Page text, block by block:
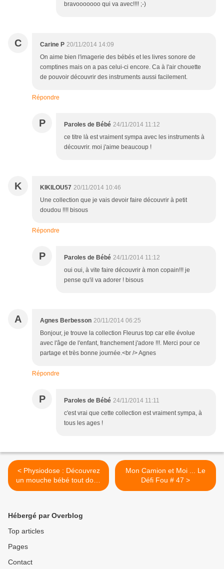
bravooooooo qui va avec!!!! ;-)
C Carine P 20/11/2014 14:09
On aime bien l'imagerie des bébés et les livres sonore de
comptines mais on a pas celui-ci encore. Ca à l'air chouette
de pouvoir découvrir des instruments aussi facilement.
Répondre
P Paroles de Bébé 24/11/2014 11:12
ce titre là est vraiment sympa avec les instruments à
découvrir. moi j'aime beaucoup !
K KIKILOU57 20/11/2014 10:46
Une collection que je vais devoir faire découvrir à petit
doudou !!!! bisous
Répondre
P Paroles de Bébé 24/11/2014 11:12
oui oui, à vite faire découvrir à mon copain!!! je
pense qu'il va adorer ! bisous
A Agnes Berbesson 20/11/2014 06:25
Bonjour, je trouve la collection Fleurus top car elle évolue
avec l'âge de l'enfant, franchement j'adore !!!. Merci pour ce
partage et très bonne journée.<br /> Agnes
Répondre
P Paroles de Bébé 24/11/2014 11:11
c'est vrai que cette collection est vraiment sympa, à
tous les ages !
< Physiodose : Découvrez
un mouche bébé tout doux
pour le nez de Bébé !
Mon Camion et Moi ... Le
Défi Fou # 47 >
Hébergé par Overblog
Top articles
Pages
Contact